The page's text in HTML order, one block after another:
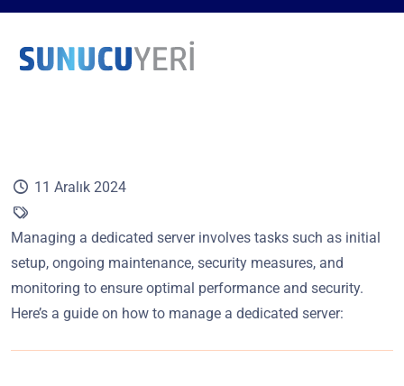
11 Aralık 2024
Managing a dedicated server involves tasks such as initial
setup, ongoing maintenance, security measures, and
monitoring to ensure optimal performance and security.
Here’s a guide on how to manage a dedicated server: